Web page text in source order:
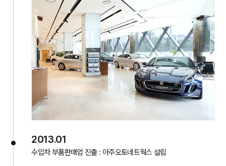
2013.01
수입차 부품판매업 진출 : 아주오토네트웍스 설립